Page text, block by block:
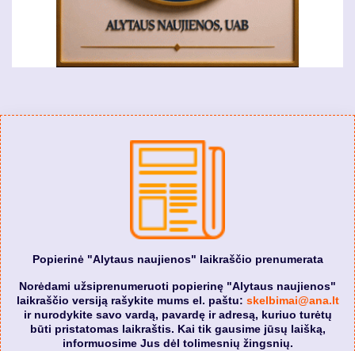
Popierinė "Alytaus naujienos" laikraščio prenumerata
Norėdami užsiprenumeruoti popierinę "Alytaus naujienos"
laikraščio versiją rašykite mums el. paštu: skelbimai@ana.lt
ir nurodykite savo vardą, pavardę ir adresą, kuriuo turėtų
būti pristatomas laikraštis. Kai tik gausime jūsų laišką,
informuosime Jus dėl tolimesnių žingsnių.